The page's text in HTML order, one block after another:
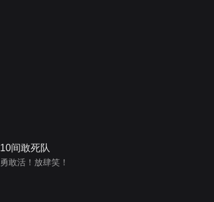
10间敢死队
勇敢活！放肆笑！